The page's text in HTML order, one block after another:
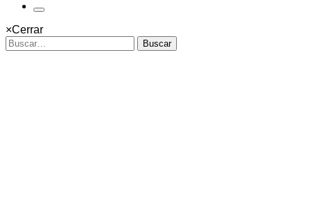
×Cerrar
Buscar